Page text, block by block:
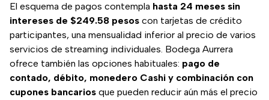
El esquema de pagos contempla hasta 24 meses sin
intereses de $249.58 pesos con tarjetas de crédito
participantes, una mensualidad inferior al precio de varios
servicios de streaming individuales. Bodega Aurrera
ofrece también las opciones habituales: pago de
contado, débito, monedero Cashi y combinación con
cupones bancarios que pueden reducir aún más el precio